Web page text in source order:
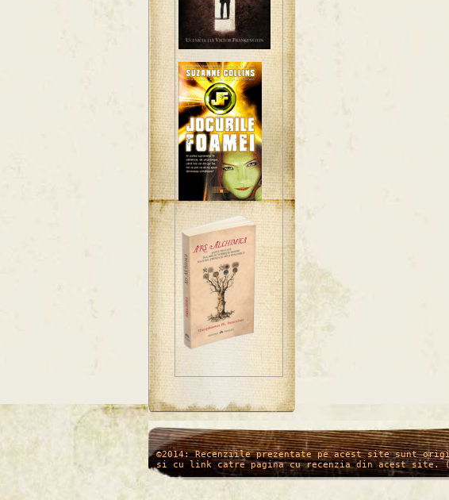
/* */
©2014: Recenziile prezentate pe acest site sunt
si cu link catre pagina cu recenzia din acest site.